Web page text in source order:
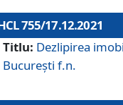
755/17.12.2021
Titlu: Dezlipirea
București f.n.